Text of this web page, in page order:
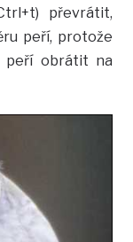
převrátit,
peří, protože
peří obrátit na